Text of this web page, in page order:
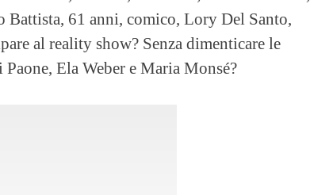
Battista, 61 anni, comico, Lory Del Santo,
al reality show? Senza dimenticare le
Paone, Ela Weber e Maria Monsé?